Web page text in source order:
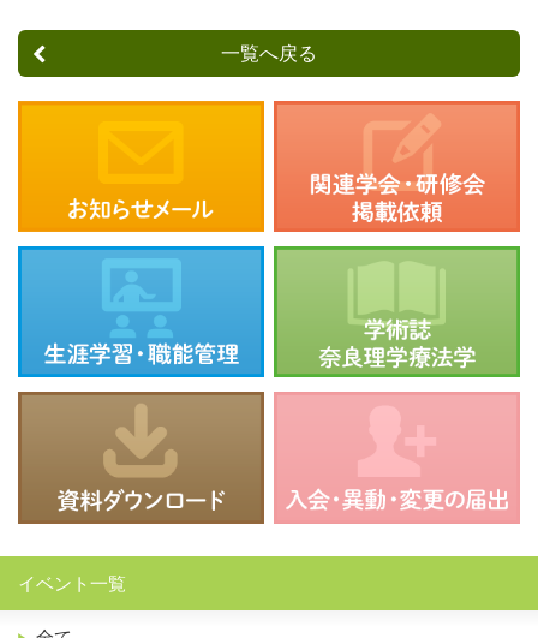
一覧へ戻る
イベント一覧